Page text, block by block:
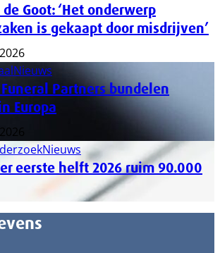
Goot: ‘Het onderwerp
is gekaapt door misdrijven’
Nieuws
Partners bundelen
Europa
Nieuws
eerste helft 2026 ruim 90.000